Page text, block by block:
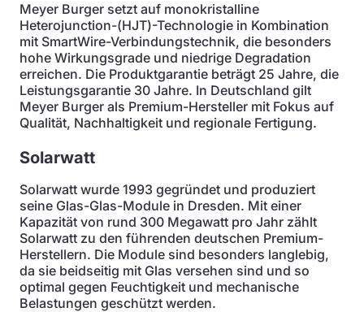
Meyer Burger setzt auf monokristalline
Heterojunction-(HJT)-Technologie in Kombination
mit SmartWire-Verbindungstechnik, die besonders
hohe Wirkungsgrade und niedrige Degradation
erreichen. Die Produktgarantie beträgt 25 Jahre, die
Leistungsgarantie 30 Jahre. In Deutschland gilt
Meyer Burger als Premium-Hersteller mit Fokus auf
Qualität, Nachhaltigkeit und regionale Fertigung.
Solarwatt
Solarwatt wurde 1993 gegründet und produziert
seine Glas-Glas-Module in Dresden. Mit einer
Kapazität von rund 300 Megawatt pro Jahr zählt
Solarwatt zu den führenden deutschen Premium-
Herstellern. Die Module sind besonders langlebig,
da sie beidseitig mit Glas versehen sind und so
optimal gegen Feuchtigkeit und mechanische
Belastungen geschützt werden.